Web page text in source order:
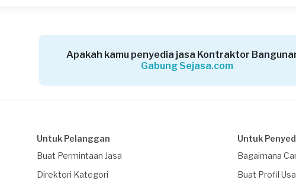
Apakah kamu penyedia jasa Kontraktor
Gabung Sejasa.com
Untuk Pelanggan
Buat Permintaan Jasa
Direktori Kategori
Untuk
Bagaimana
Buat Profil